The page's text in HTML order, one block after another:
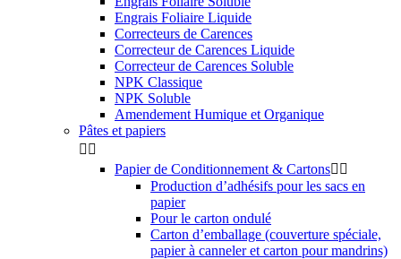
Engrais Foliaire Liquide
Correcteurs de Carences
Correcteur de Carences Liquide
Correcteur de Carences Soluble
NPK Classique
NPK Soluble
Amendement Humique et Organique
Pâtes et papiers
 
Papier de Conditionnement & Cartons 
Production d’adhésifs pour les sacs en
papier
Pour le carton ondulé
Carton d’emballage (couverture spéciale,
papier à canneler et carton pour mandrins)